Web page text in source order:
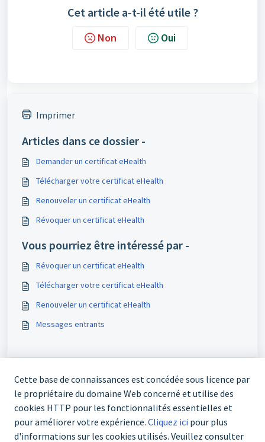
Cet article a-t-il été utile ?
Non Oui
Imprimer
Articles dans ce dossier -
Demander un certificat eHealth
Télécharger votre certificat eHealth
Renouveler un certificat eHealth
Révoquer un certificat eHealth
Vous pourriez être intéressé par -
Révoquer un certificat eHealth
Télécharger votre certificat eHealth
Renouveler un certificat eHealth
Messages entrants
03 303 70 67
Cette base de connaissances est concédée sous licence par
le propriétaire du domaine Web concerné et utilise des
cookies HTTP pour les fonctionnalités essentielles et
pour améliorer votre expérience. Cliquez ici pour plus
d'informations sur les cookies utilisés. Veuillez consulter